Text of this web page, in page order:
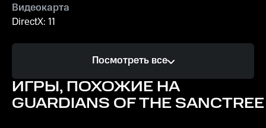
Видеокарта
DirectX: 11
Память
16 ГБ ОЗУ
Посмотреть все
ИГРЫ, ПОХОЖИЕ НА
GUARDIANS OF THE SANCTREE